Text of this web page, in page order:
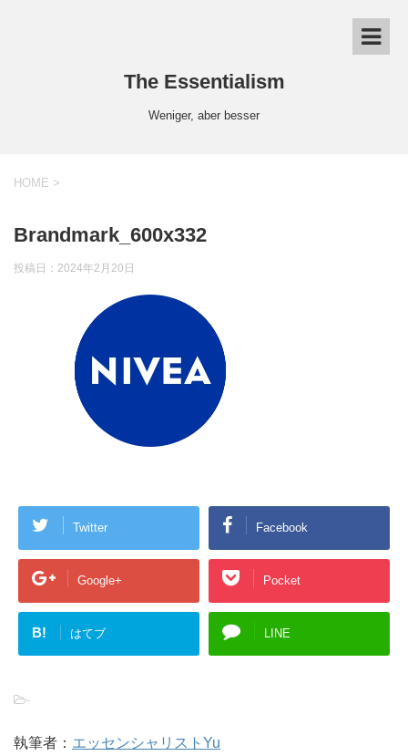
The Essentialism
Weniger, aber besser
HOME >
Brandmark_600x332
投稿日： 2024年2月20日
Twitter Facebook
Google+ Pocket
B! はてブ LINE
-
執筆者： エッセンシャリストYu